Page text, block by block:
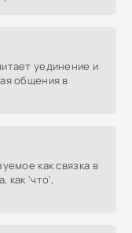
уединение и
общения в
как связка в
как 'что',